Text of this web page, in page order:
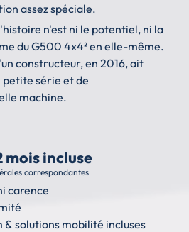
assez spéciale.
n'est ni le potentiel, ni la
du G500 4x4² en elle-même.
constructeur, en 2016, ait
petite série et de
machine.
mois incluse
correspondantes
carence
& solutions mobilité incluses